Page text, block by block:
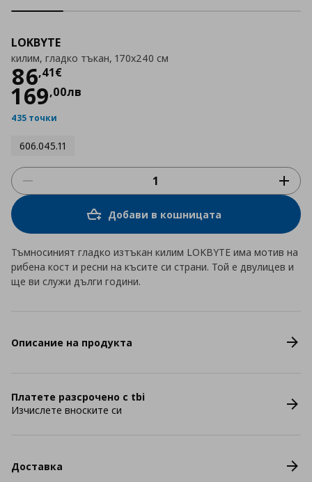
LOKBYTE
килим, гладко тъкан, 170x240 см
86,41€
Цена
169,00лв
435 точки
606.045.11
Добави в кошницата
Тъмносиният гладко изтъкан килим LOKBYTE има мотив на
рибена кост и ресни на късите си страни. Той е двулицев и
ще ви служи дълги години.
Описание на продукта
Платете разсрочено с tbi
Изчислете вноските си
Доставка